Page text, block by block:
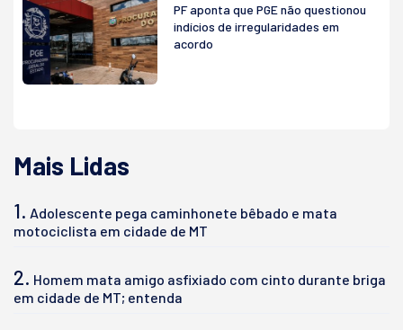
PF aponta que PGE não questionou
indícios de irregularidades em
acordo
Mais Lidas
1. Adolescente pega caminhonete bêbado e mata
motociclista em cidade de MT
2. Homem mata amigo asfixiado com cinto durante briga
em cidade de MT; entenda